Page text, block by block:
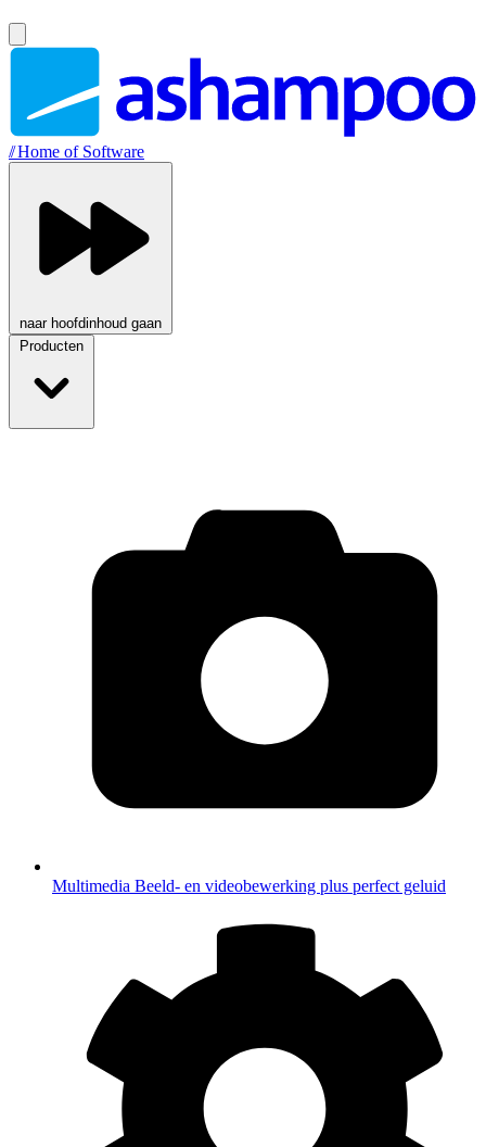
//Home of Software
naar hoofdinhoud gaan
Producten
Multimedia Beeld- en videobewerking plus perfect geluid